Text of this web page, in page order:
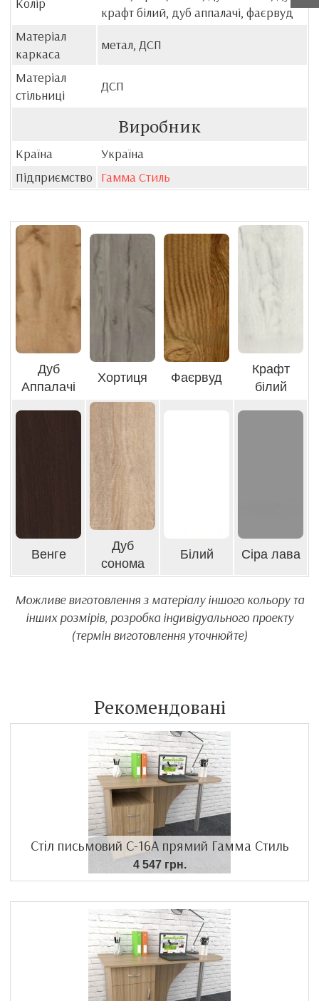
крафт білий, дуб аппалачі, фаєрвуд
Матеріал
каркаса
метал, ДСП
Матеріал
стільниці
ДСП
Виробник
Країна
Україна
Підприємство
Гамма Стиль
Дуб
Аппалачі
Хортиця Фаєрвуд
Крафт
білий
Венге
Дуб
сонома
Білий Сіра лава
Можливе виготовлення з матеріалу іншого кольору та
інших розмірів, розробка індивідуального проекту
(термін виготовлення уточнюйте)
Рекомендовані
Стіл письмовий С-16А прямий Гамма Стиль
4 547 грн.